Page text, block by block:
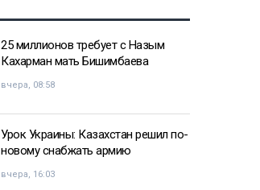
25 миллионов требует с Назым
Кахарман мать Бишимбаева
вчера, 08:58
Урок Украины: Казахстан решил по-
новому снабжать армию
вчера, 16:03